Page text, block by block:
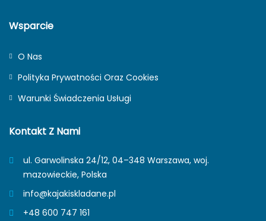
Wsparcie
O Nas
Polityka Prywatności Oraz Cookies
Warunki Świadczenia Usługi
Kontakt Z Nami
ul. Garwolinska 24/12, 04–348 Warszawa, woj.
mazowieckie, Polska
info@kajakiskladane.pl
+48 600 747 161